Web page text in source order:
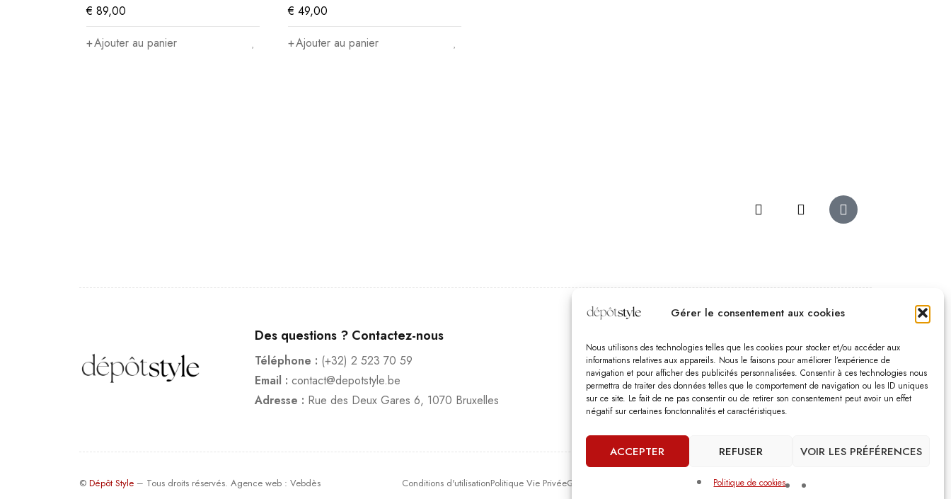
Gérer le consentement aux cookies
Nous utilisons des technologies telles que les cookies pour stocker et/ou accéder aux
informations relatives aux appareils. Nous le faisons pour améliorer l’expérience de
navigation et pour afficher des publicités personnalisées. Consentir à ces technologies nous
permettra de traiter des données telles que le comportement de navigation ou les ID uniques
sur ce site. Le fait de ne pas consentir ou de retirer son consentement peut avoir un effet
négatif sur certaines fonctonnalités et caractéristiques.
ACCEPTER REFUSER VOIR LES PRÉFÉRENCES
Politique de cookies
€ 89,00
Ajouter au panier
€ 49,00
Ajouter au panier
Des questions ? Contactez-nous
Téléphone : (+32) 2 523 70 59
Email : contact@depotstyle.be
Adresse : Rue des Deux Gares 6, 1070 Bruxelles
Heures d’ouverture
Lundi – Samedi :10:00 – 18:30
Vendredi :10:00-13:00 – 15:00 -18:30
Dimanche :12:00-18:00
Nous sommes fermés les jours fériés.
© Dépôt Style – Tous droits réservés. Agence web : Vebdès Conditions d'utilisationPolitique Vie PrivéeQui sommes-nous